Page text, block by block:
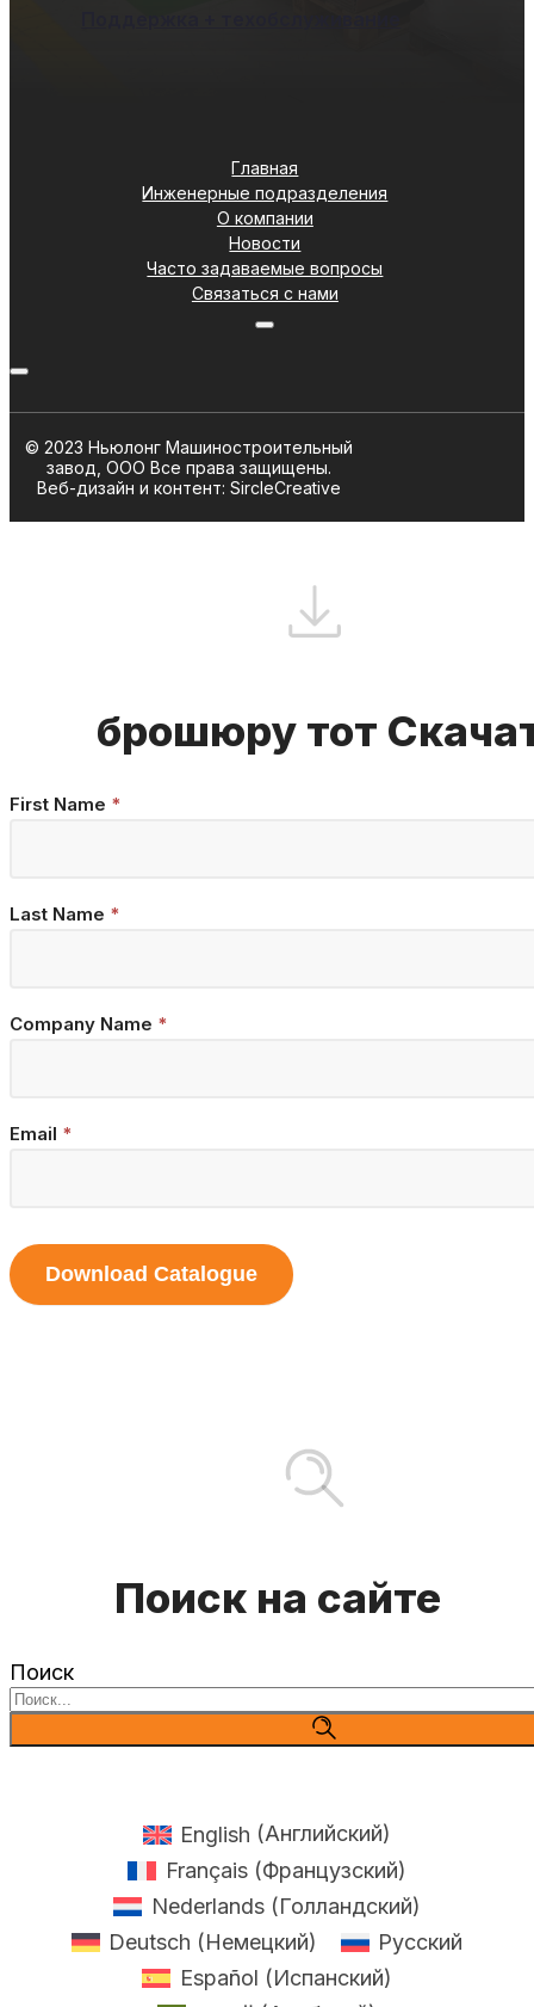
Главная
Инженерные подразделения
О компании
Новости
Часто задаваемые вопросы
Связаться с нами
© 2023 Ньюлонг Машиностроительный
завод, ООО Все права защищены.
Веб-дизайн и контент: SircleCreative
брошюру тот
Brochure
First Name *
Last Name *
Company Name *
Email *
Download Catalogue
Поиск на сайте
Поиск
English (Английский)
Français(Французский)
Nederlands(Голландский)
Deutsch (Немецкий)
Русский
Español (Испанский)